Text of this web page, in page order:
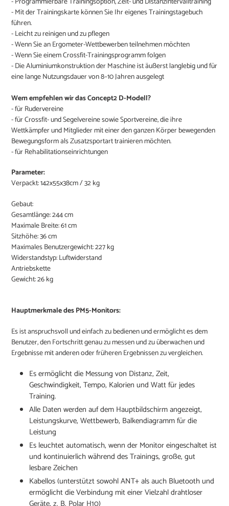
- Mit der Trainingskarte können Sie Ihr eigenes Trainingstagebuch
führen.
- Leicht zu reinigen und zu pflegen
- Wenn Sie an Ergometer-Wettbewerben teilnehmen möchten
- Wenn Sie einem Crossfit-Trainingsprogramm folgen
- Die Aluminiumkonstruktion der Maschine ist äußerst langlebig und für
eine lange Nutzungsdauer von 8–10 Jahren ausgelegt
Wem empfehlen wir das Concept2 D-Modell?
- für Rudervereine
- für Crossfit- und Segelvereine sowie Sportvereine, die ihre
Wettkämpfer und Mitglieder mit einer den ganzen Körper bewegenden
Bewegungsform als Zusatzsportart trainieren möchten.
- für Rehabilitationseinrichtungen
Parameter:
Verpackt: 142x55x38cm / 32 kg
Gebaut:
Gesamtlänge: 244 cm
Maximale Breite: 61 cm
Sitzhöhe: 36 cm
Maximales Benutzergewicht: 227 kg
Widerstandstyp: Luftwiderstand
Antriebskette
Gewicht: 26 kg
Hauptmerkmale des PM5-Monitors:
Es ist anspruchsvoll und einfach zu bedienen und ermöglicht es dem
Benutzer, den Fortschritt genau zu messen und zu überwachen und
Ergebnisse mit anderen oder früheren Ergebnissen zu vergleichen.
Es ermöglicht die Messung von Distanz, Zeit,
Geschwindigkeit, Tempo, Kalorien und Watt für jedes
Training.
Alle Daten werden auf dem Hauptbildschirm angezeigt,
Leistungskurve, Wettbewerb, Balkendiagramm für die
Leistung
Es leuchtet automatisch, wenn der Monitor eingeschaltet ist
und kontinuierlich während des Trainings, große, gut
lesbare Zeichen
Kabellos (unterstützt sowohl ANT+ als auch Bluetooth und
ermöglicht die Verbindung mit einer Vielzahl drahtloser